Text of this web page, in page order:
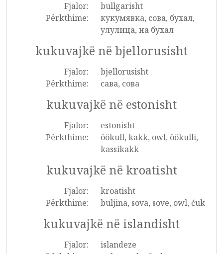
Fjalor:
bullgarisht
Përkthime:
кукумявка, сова, бухал,
улулица, на бухал
kukuvajkë në bjellorusisht
Fjalor:
bjellorusisht
Përkthime:
сава, сова
kukuvajkë në estonisht
Fjalor:
estonisht
Përkthime:
öökull, kakk, owl, öökulli,
kassikakk
kukuvajkë në kroatisht
Fjalor:
kroatisht
Përkthime:
buljina, sova, sove, owl, ćuk
kukuvajkë në islandisht
Fjalor:
islandeze